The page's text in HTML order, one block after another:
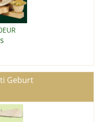
Geburt